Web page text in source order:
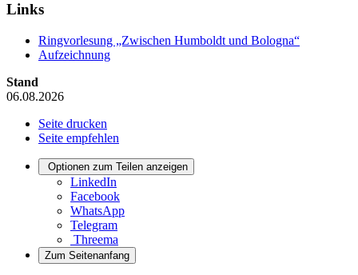
Links
Ringvorlesung „Zwischen Humboldt und Bologna“
Aufzeichnung
Stand
06.08.2026
Seite drucken
Seite empfehlen
Optionen zum Teilen anzeigen
LinkedIn
Facebook
WhatsApp
Telegram
Threema
Zum Seitenanfang